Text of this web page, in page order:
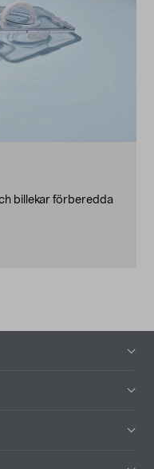
billekar förberedda